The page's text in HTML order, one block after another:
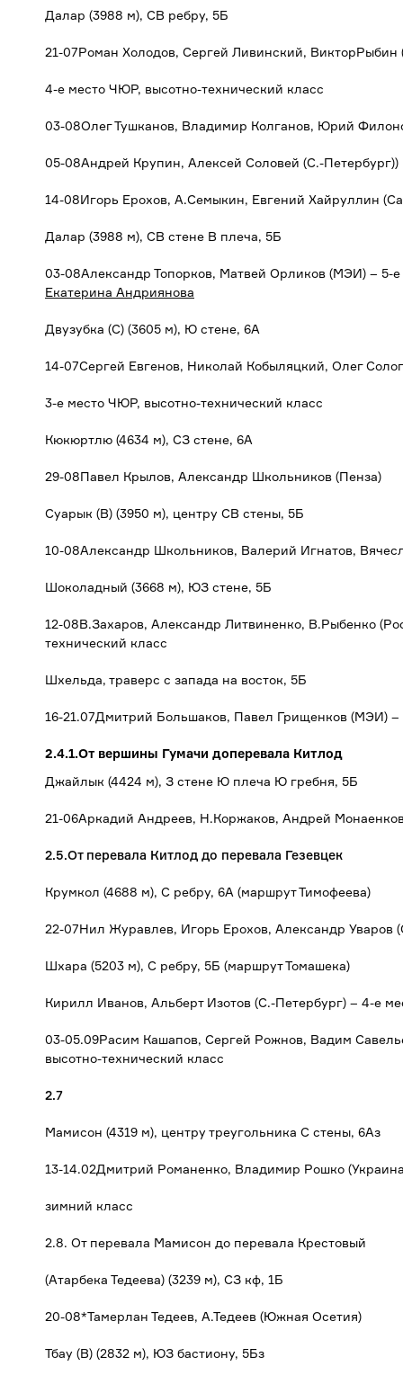
Далар (3988 м), СВ ребру, 5Б
21-07Роман Холодов, Сергей Ливинский, ВикторРыбин
4-е место ЧЮР, высотно-технический класс
03-08Олег Тушканов, Владимир Колганов, Юрий
05-08Андрей Крупин, Алексей Соловей (С.-Петербург))
14-08Игорь Ерохов, А.Семыкин, Евгений Хайруллин
Далар (3988 м), СВ стене В плеча, 5Б
03-08Александр Топорков, Матвей Орликов (МЭИ) – 5-
Екатерина Андриянова
Двузубка (С) (3605 м), Ю стене, 6А
14-07Сергей Евгенов, Николай Кобыляцкий, Олег
3-е место ЧЮР, высотно-технический класс
Кюкюртлю (4634 м), СЗ стене, 6А
29-08Павел Крылов, Александр Школьников (Пенза)
Суарык (В) (3950 м), центру СВ стены, 5Б
10-08Александр Школьников, Валерий Игнатов,
Шоколадный (3668 м), ЮЗ стене, 5Б
12-08В.Захаров, Александр Литвиненко, В.Рыбенко
технический класс
Шхельда, траверс с запада на восток, 5Б
16-21.07Дмитрий Большаков, Павел Грищенков (МЭИ) –
2.4.1.От вершины Гумачи доперевала Китлод
Джайлык (4424 м), З стене Ю плеча Ю гребня, 5Б
21-06Аркадий Андреев, Н.Коржаков, Андрей
2.5.От перевала Китлод до перевала Гезевцек
Крумкол (4688 м), С ребру, 6А (маршрут Тимофеева)
22-07Нил Журавлев, Игорь Ерохов, Александр Уваров
Шхара (5203 м), С ребру, 5Б (маршрут Томашека)
Кирилл Иванов, Альберт Изотов (С.-Петербург) – 4-е
03-05.09Расим Кашапов, Сергей Рожнов, Вадим
высотно-технический класс
2.7
Мамисон (4319 м), центру треугольника С стены, 6Аз
13-14.02Дмитрий Романенко, Владимир Рошко
зимний класс
2.8. От перевала Мамисон до перевала Крестовый
(Атарбека Тедеева) (3239 м), СЗ кф, 1Б
20-08*Тамерлан Тедеев, А.Тедеев (Южная Осетия)
Тбау (В) (2832 м), ЮЗ бастиону, 5Бз